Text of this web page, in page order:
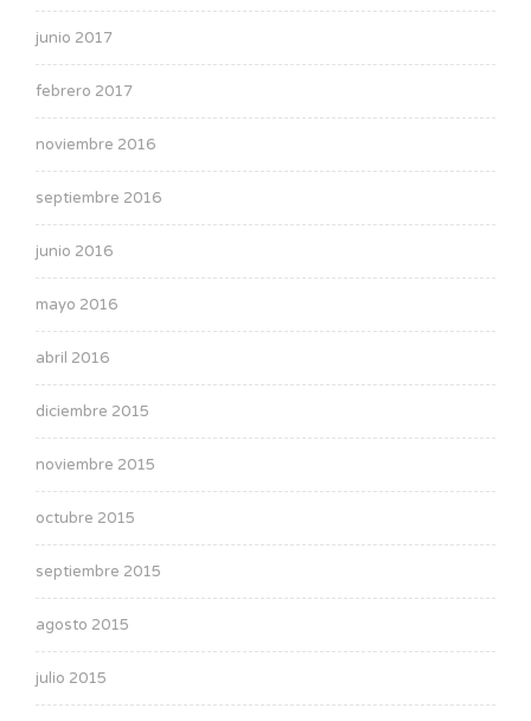
junio 2017
febrero 2017
noviembre 2016
septiembre 2016
junio 2016
mayo 2016
abril 2016
diciembre 2015
noviembre 2015
octubre 2015
septiembre 2015
agosto 2015
julio 2015